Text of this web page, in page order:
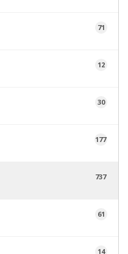
71
12
30
177
737
61
14